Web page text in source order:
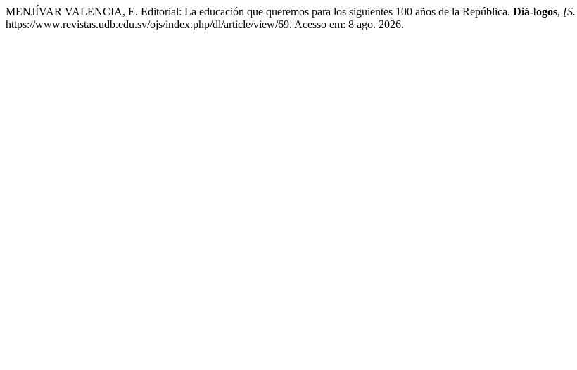
MENJÍVAR VALENCIA, E. Editorial: La educación que queremos para los siguientes 100 años de la República. Diá-logos,
https://www.revistas.udb.edu.sv/ojs/index.php/dl/article/view/69. Acesso em: 8 ago. 2026.